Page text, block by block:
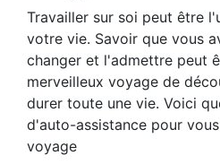
Travailler sur soi peut être
votre vie. Savoir que vous
changer et l'admettre peut
merveilleux voyage de
durer toute une vie. Voici
d'auto-assistance pour
voyage